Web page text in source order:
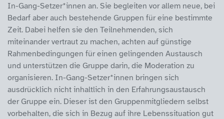
In-Gang-Setzer*innen an. Sie begleiten vor allem neue, bei
Bedarf aber auch bestehende Gruppen für eine bestimmte
Zeit. Dabei helfen sie den Teilnehmenden, sich
miteinander vertraut zu machen, achten auf günstige
Rahmenbedingungen für einen gelingenden Austausch
und unterstützen die Gruppe darin, die Moderation zu
organisieren. In-Gang-Setzer*innen bringen sich
ausdrücklich nicht inhaltlich in den Erfahrungsaustausch
der Gruppe ein. Dieser ist den Gruppenmitgliedern selbst
vorbehalten, die sich in Bezug auf ihre Lebenssituation gut